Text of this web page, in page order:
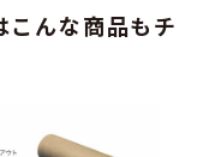
こんな商品もチ